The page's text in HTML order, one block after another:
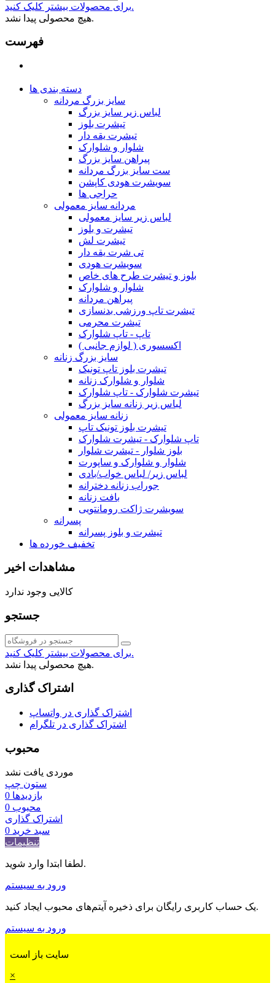
برای محصولات بیشتر کلیک کنید.
هیچ محصولی پیدا نشد.
فهرست
دسته بندی ها
سایز بزرگ مردانه
لباس زیر سایز بزرگ
تیشرت بلوز
تیشرت یقه دار
شلوار و شلوارک
پیراهن سایز بزرگ
ست سایز بزرگ مردانه
سویشرت هودی کاپشن
حراجی ها
مردانه سایز معمولی
لباس زیر سایز معمولی
تیشرت و بلوز
تیشرت لش
تی شرت یقه دار
سویشرت هودی
بلوز و تیشرت طرح های خاص
شلوار و شلوارک
پیراهن مردانه
تیشرت تاپ ورزشی بدنسازی
تیشرت محرمی
تاپ - تاپ شلوارک
اکسسوری ( لوازم جانبی )
سایز بزرگ زنانه
تیشرت بلوز تاپ تونیک
شلوار و شلوارک زنانه
تیشرت شلوارک - تاپ شلوارک
لباس زیر زنانه سایز بزرگ
زنانه سایز معمولی
تیشرت بلوز تونیک تاپ
تاپ شلوارک - تیشرت شلوارک
بلوز شلوار - تیشرت شلوار
شلوار و شلوارک و ساپورت
لباس زیر/ لباس خواب/بادی
جوراب زنانه دخترانه
بافت زنانه
سویشرت ژاکت رومانتویی
پسرانه
تیشرت و بلوز پسرانه
تخفیف خورده ها
مشاهدات اخیر
کالایی وجود ندارد
جستجو
برای محصولات بیشتر کلیک کنید.
هیچ محصولی پیدا نشد.
اشتراک گذاری
اشتراک گذاری در واتساپ
اشتراک گذاری در تلگرام
محبوب
موردی یافت نشد
ستون چپ
بازدیدها 0
محبوب 0
اشتراک گذاری
سبد خرید 0
تنظیمات
لطفا ابتدا وارد شوید.
ورود به سیستم
یک حساب کاربری رایگان برای ذخیره آیتم‌های محبوب ایجاد کنید.
ورود به سیستم
سایت باز است
×